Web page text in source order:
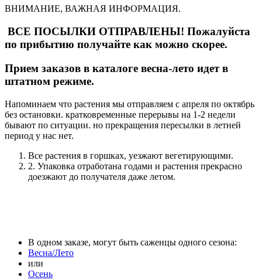
ВНИМАНИЕ, ВАЖНАЯ ИНФОРМАЦИЯ.
ВСЕ ПОСЫЛКИ ОТПРАВЛЕНЫ! Пожалуйста
по прибытию получайте как можно скорее.
Прием заказов в каталоге весна-лето идет в
штатном режиме.
Напоминаем что растения мы отправляем с апреля по октябрь
без остановки. кратковременные перерывы на 1-2 недели
бывают по ситуации. но прекращения пересылки в летней
период у нас нет.
Все растения в горшках, уезжают вегетирующими.
2. Упаковка отработана годами и растения прекрасно
доезжают до получателя даже летом.
В одном заказе, могут быть саженцы одного сезона:
Весна/Лето
или
Осень